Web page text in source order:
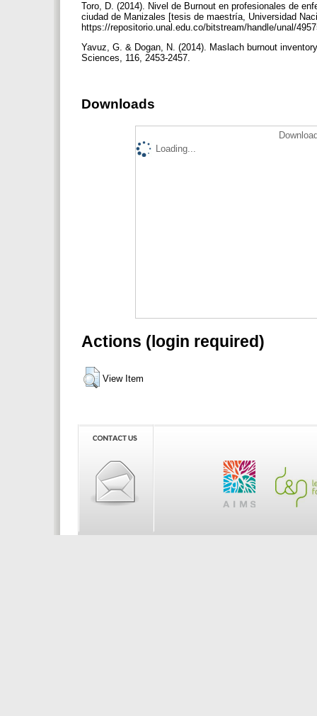
Toro, D. (2014). Nivel de Burnout en profesionales de
ciudad de Manizales [tesis de maestría, Universidad
https://repositorio.unal.edu.co/bitstream/handle/unal/
Yavuz, G. & Dogan, N. (2014). Maslach burnout
Sciences, 116, 2453-2457.
Downloads
Loading...
Actions (login required)
View Item